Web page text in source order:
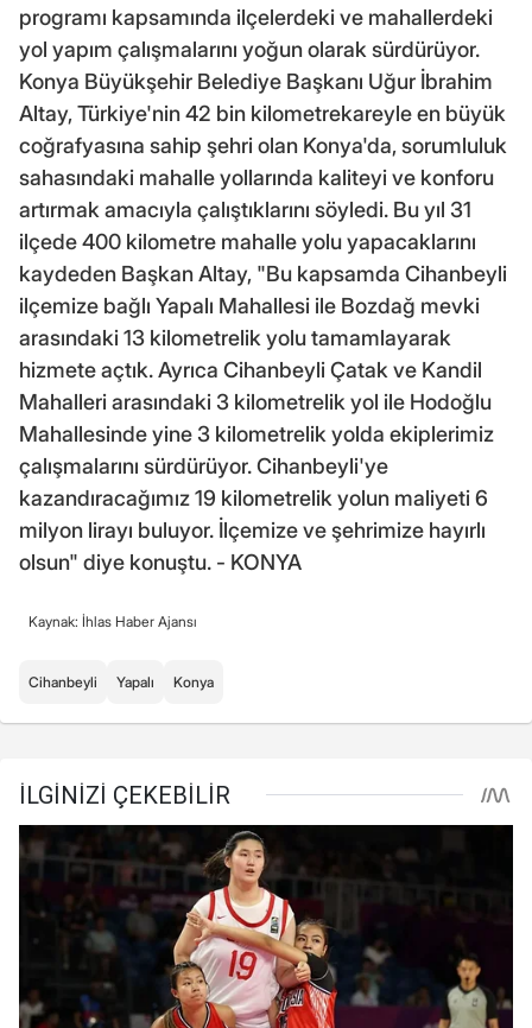
programı kapsamında ilçelerdeki ve mahallerdeki
yol yapım çalışmalarını yoğun olarak sürdürüyor.
Konya Büyükşehir Belediye Başkanı Uğur İbrahim
Altay, Türkiye'nin 42 bin kilometrekareyle en büyük
coğrafyasına sahip şehri olan Konya'da, sorumluluk
sahasındaki mahalle yollarında kaliteyi ve konforu
artırmak amacıyla çalıştıklarını söyledi. Bu yıl 31
ilçede 400 kilometre mahalle yolu yapacaklarını
kaydeden Başkan Altay, "Bu kapsamda Cihanbeyli
ilçemize bağlı Yapalı Mahallesi ile Bozdağ mevki
arasındaki 13 kilometrelik yolu tamamlayarak
hizmete açtık. Ayrıca Cihanbeyli Çatak ve Kandil
Mahalleri arasındaki 3 kilometrelik yol ile Hodoğlu
Mahallesinde yine 3 kilometrelik yolda ekiplerimiz
çalışmalarını sürdürüyor. Cihanbeyli'ye
kazandıracağımız 19 kilometrelik yolun maliyeti 6
milyon lirayı buluyor. İlçemize ve şehrimize hayırlı
olsun" diye konuştu. - KONYA
Kaynak: İhlas Haber Ajansı
Cihanbeyli Yapalı Konya